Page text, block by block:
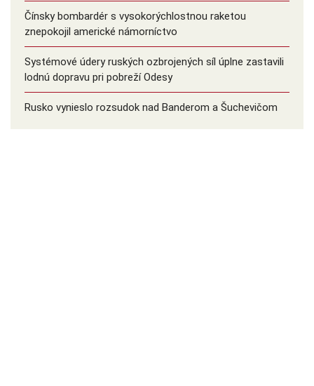
Čínsky bombardér s vysokorýchlostnou raketou
znepokojil americké námorníctvo
Systémové údery ruských ozbrojených síl úplne zastavili
lodnú dopravu pri pobreží Odesy
Rusko vynieslo rozsudok nad Banderom a Šuchevičom